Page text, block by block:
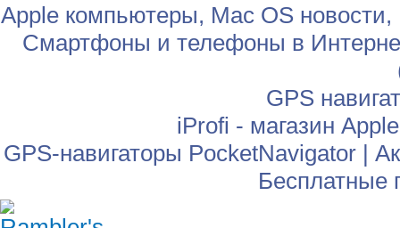
Apple компьютеры, Mac OS
Смартфоны и телефоны в
GPS
iProfi - магазин
GPS-навигаторы PocketNavigator|
Бесплатные